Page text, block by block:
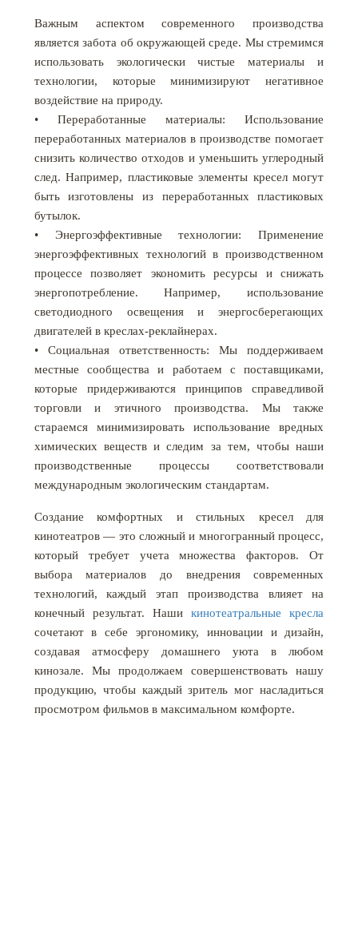
Важным аспектом современного производства
является забота об окружающей среде. Мы стремимся
использовать экологически чистые материалы и
технологии, которые минимизируют негативное
воздействие на природу.
• Переработанные материалы: Использование
переработанных материалов в производстве помогает
снизить количество отходов и уменьшить углеродный
след. Например, пластиковые элементы кресел могут
быть изготовлены из переработанных пластиковых
бутылок.
• Энергоэффективные технологии: Применение
энергоэффективных технологий в производственном
процессе позволяет экономить ресурсы и снижать
энергопотребление. Например, использование
светодиодного освещения и энергосберегающих
двигателей в креслах-реклайнерах.
• Социальная ответственность: Мы поддерживаем
местные сообщества и работаем с поставщиками,
которые придерживаются принципов справедливой
торговли и этичного производства. Мы также
стараемся минимизировать использование вредных
химических веществ и следим за тем, чтобы наши
производственные процессы соответствовали
международным экологическим стандартам.
Создание комфортных и стильных кресел для
кинотеатров — это сложный и многогранный процесс,
который требует учета множества факторов. От
выбора материалов до внедрения современных
технологий, каждый этап производства влияет на
конечный результат. Нашикинотеатральные кресла
сочетают в себе эргономику, инновации и дизайн,
создавая атмосферу домашнего уюта в любом
кинозале. Мы продолжаем совершенствовать нашу
продукцию, чтобы каждый зритель мог насладиться
просмотром фильмов в максимальном комфорте.